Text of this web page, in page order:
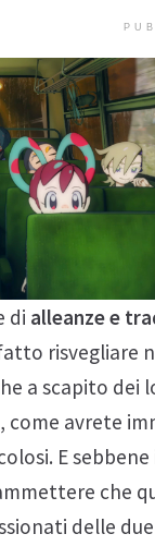
di alleanze e
risvegliare
a scapito dei
come avrete
E
che
delle